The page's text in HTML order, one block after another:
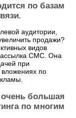
по базам
аудитории,
продажи?
видов
СМС. Она
при
по
большая
по многим